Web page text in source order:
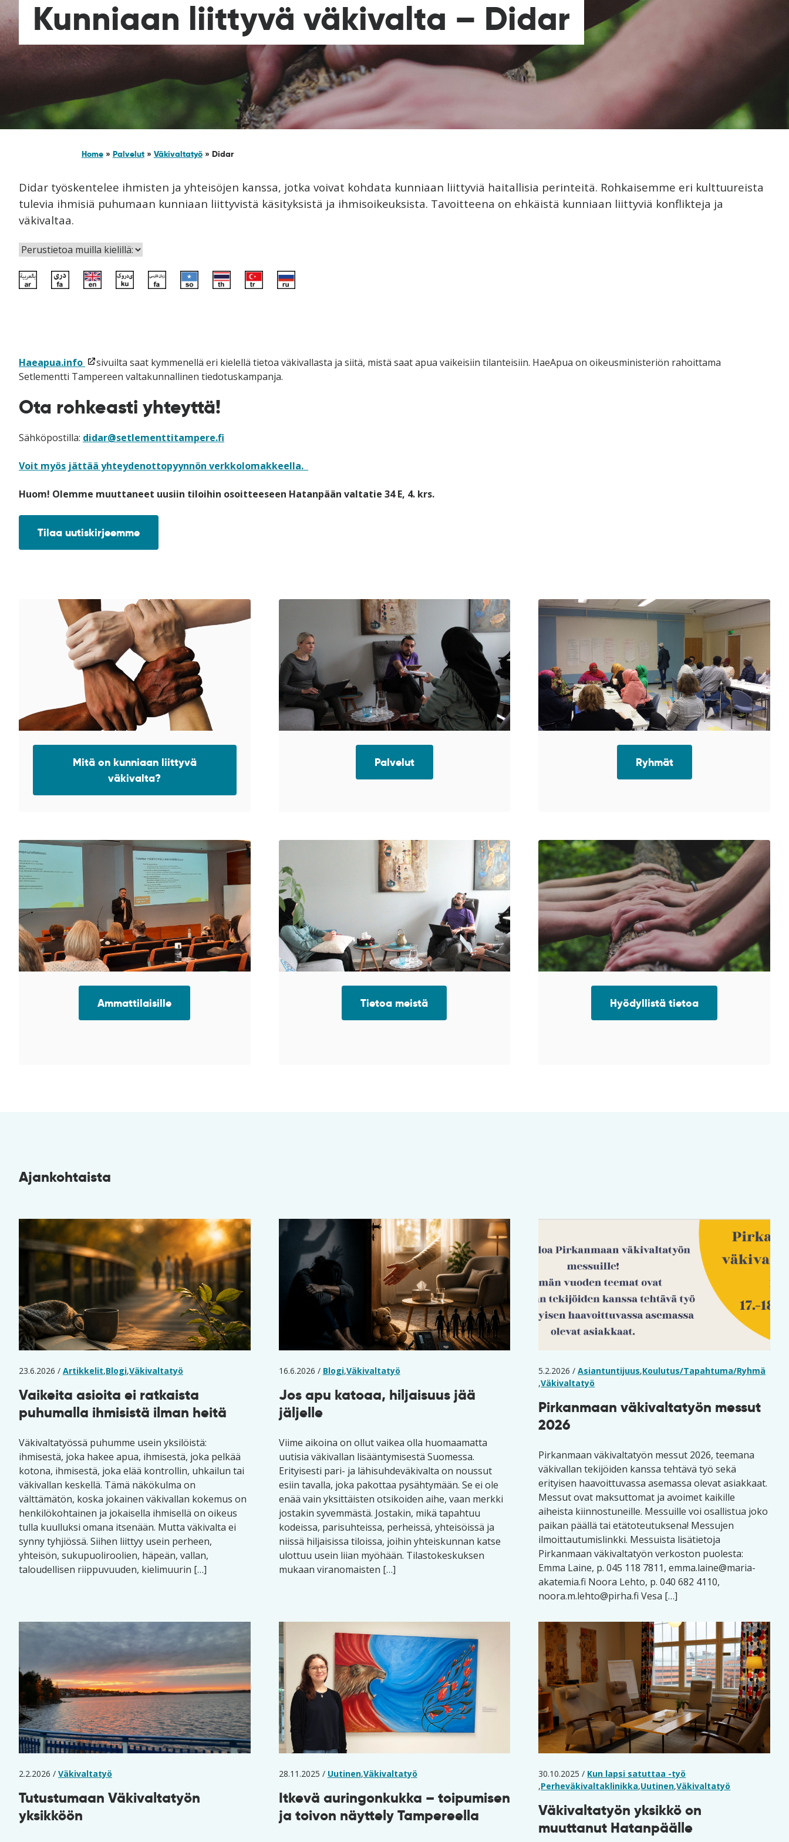
Kunniaan liittyvä väkivalta – Didar
Home» Palvelut» Väkivaltatyö» Didar
Didar työskentelee ihmisten ja yhteisöjen kanssa, jotka voivat kohdata kunniaan liittyviä haitallisia perinteitä. Rohkaisemme eri kulttuureista
tulevia ihmisiä puhumaan kunniaan liittyvistä käsityksistä ja ihmisoikeuksista. Tavoitteena on ehkäistä kunniaan liittyviä konflikteja ja
väkivaltaa.
Haeapua.info (linkki
avataan
ikkunaan)
sivuilta saat kymmenellä eri kielellä tietoa väkivallasta ja siitä, mistä saat apua vaikeisiin tilanteisiin. HaeApua on oikeusministeriön rahoittama
Setlementti Tampereen valtakunnallinen tiedotuskampanja.
Ota rohkeasti yhteyttä!
Sähköpostilla: didar@setlementtitampere.fi
Voit myös jättää yhteydenottopyynnön verkkolomakkeella.
Huom! Olemme muuttaneet uusiin tiloihin osoitteeseen Hatanpään valtatie 34 E, 4. krs.
Tilaa uutiskirjeemme
Mitä on kunniaan liittyvä
väkivalta?
Palvelut Ryhmät
Ammattilaisille Tietoa meistä Hyödyllistä tietoa
Ajankohtaista
23.6.2026 / Artikkelit,Blogi,Väkivaltatyö
Vaikeita asioita ei ratkaista
puhumalla ihmisistä ilman heitä
Väkivaltatyössä puhumme usein yksilöistä:
ihmisestä, joka hakee apua, ihmisestä, joka pelkää
kotona, ihmisestä, joka elää kontrollin, uhkailun tai
väkivallan keskellä. Tämä näkökulma on
välttämätön, koska jokainen väkivallan kokemus on
henkilökohtainen ja jokaisella ihmisellä on oikeus
tulla kuulluksi omana itsenään. Mutta väkivalta ei
synny tyhjiössä. Siihen liittyy usein perheen,
yhteisön, sukupuoliroolien, häpeän, vallan,
taloudellisen riippuvuuden, kielimuurin […]
16.6.2026 / Blogi,Väkivaltatyö
Jos apu katoaa, hiljaisuus jää
jäljelle
Viime aikoina on ollut vaikea olla huomaamatta
uutisia väkivallan lisääntymisestä Suomessa.
Erityisesti pari- ja lähisuhdeväkivalta on noussut
esiin tavalla, joka pakottaa pysähtymään. Se ei ole
enää vain yksittäisten otsikoiden aihe, vaan merkki
jostakin syvemmästä. Jostakin, mikä tapahtuu
kodeissa, parisuhteissa, perheissä, yhteisöissä ja
niissä hiljaisissa tiloissa, joihin yhteiskunnan katse
ulottuu usein liian myöhään. Tilastokeskuksen
mukaan viranomaisten […]
5.2.2026 /Asiantuntijuus,Koulutus/Tapahtuma/Ryhmä
,Väkivaltatyö
Pirkanmaan väkivaltatyön messut
2026
Pirkanmaan väkivaltatyön messut 2026, teemana
väkivallan tekijöiden kanssa tehtävä työ sekä
erityisen haavoittuvassa asemassa olevat asiakkaat.
Messut ovat maksuttomat ja avoimet kaikille
aiheista kiinnostuneille. Messuille voi osallistua joko
paikan päällä tai etätoteutuksena! Messujen
ilmoittautumislinkki. Messuista lisätietoja
Pirkanmaan väkivaltatyön verkoston puolesta:
Emma Laine, p. 045 118 7811, emma.laine@maria-
akatemia.fi Noora Lehto, p. 040 682 4110,
noora.m.lehto@pirha.fi Vesa […]
2.2.2026 / Väkivaltatyö
Tutustumaan Väkivaltatyön
yksikköön
28.11.2025 / Uutinen,Väkivaltatyö
Itkevä auringonkukka – toipumisen
ja toivon näyttely Tampereella
30.10.2025 / Kun lapsi satuttaa -työ
,Perheväkivaltaklinikka,Uutinen,Väkivaltatyö
Väkivaltatyön yksikkö on
muuttanut Hatanpäälle